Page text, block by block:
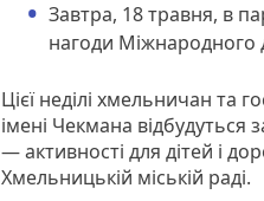
Завтра, 18 травня, в
нагоди Міжнародного
Цієї неділі хмельничан та
імені Чекмана відбудуться
— активності для дітей і
Хмельницькій міській раді.